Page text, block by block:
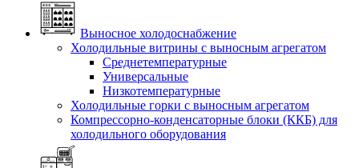
Выносное холодоснабжение
Холодильные витрины с выносным агрегатом
Среднетемпературные
Универсальные
Низкотемпературные
Холодильные горки с выносным агрегатом
Компрессорно-конденсаторные блоки (ККБ) для
холодильного оборудования